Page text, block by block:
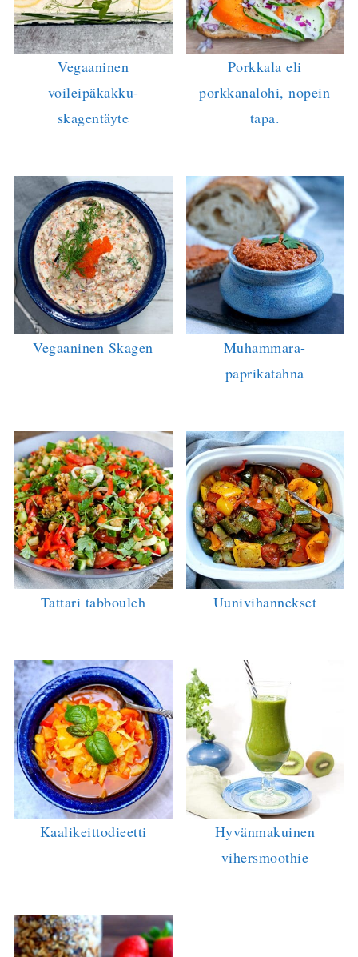
Vegaaninen
voileipäkakku-
skagentäyte
Porkkala eli
porkkanalohi, nopein
tapa.
Vegaaninen Skagen
Muhammara-
paprikatahna
Tattari tabbouleh Uunivihannekset
Kaalikeittodieetti
Hyvänmakuinen
vihersmoothie